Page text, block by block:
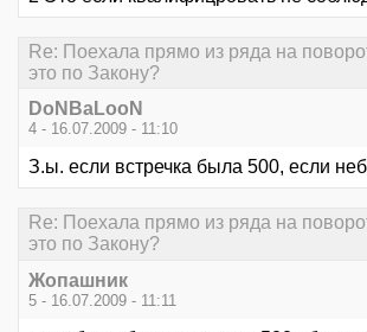
Re: Поехала прямо из ряда на
это по Закону?
DoNBaLooN
4 - 16.07.2009 - 11:10
З.ы. если встречка была 500, если
Re: Поехала прямо из ряда на
это по Закону?
Жопашник
5 - 16.07.2009 - 11:11